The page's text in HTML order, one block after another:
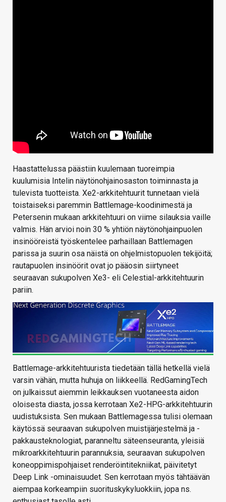
Haastattelussa päästiin kuulemaan tuoreimpia
kuulumisia Intelin näytönohjainosaston toiminnasta ja
tulevista tuotteista. Xe2-arkkitehtuurit tunnetaan vielä
toistaiseksi paremmin Battlemage-koodinimestä ja
Petersenin mukaan arkkitehtuuri on viime silauksia vaille
valmis. Hän arvioi noin 30 % yhtiön näytönohjainpuolen
insinööreistä työskentelee parhaillaan Battlemagen
parissa ja suurin osa näistä on ohjelmistopuolen tekijöitä;
rautapuolen insinöörit ovat jo pääosin siirtyneet
seuraavan sukupolven Xe3- eli Celestial-arkkitehtuurin
pariin.
Battlemage-arkkitehtuurista tiedetään tällä hetkellä vielä
varsin vähän, mutta huhuja on liikkeellä. RedGamingTech
on julkaissut aiemmin leikkauksen vuotaneesta aidon
oloisesta diasta, jossa kerrotaan Xe2-HPG-arkkitehtuurin
uudistuksista. Sen mukaan Battlemagessa tulisi olemaan
käytössä seuraavan sukupolven muistijärjestelmä ja -
pakkausteknologiat, paranneltu säteenseuranta, yleisiä
mikroarkkitehtuurin parannuksia, seuraavan sukupolven
koneoppimispohjaiset renderöintitekniikat, päivitetyt
Deep Link -ominaisuudet. Sen kerrotaan myös tähtäävän
aiempaa korkeampiin suorituskykyluokkiin, jopa ns.